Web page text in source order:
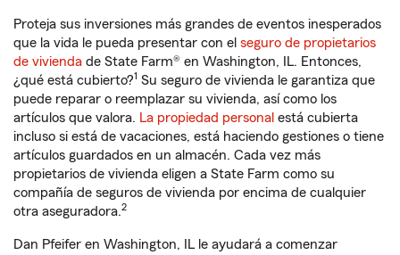
Proteja sus inversiones más grandes de eventos inesperados
que la vida le pueda presentar con el seguro de propietarios
de vivienda de State Farm® en Washington, IL. Entonces,
¿qué está cubierto?1 Su seguro de vivienda le garantiza que
puede reparar o reemplazar su vivienda, así como los
artículos que valora. La propiedad personal está cubierta
incluso si está de vacaciones, está haciendo gestiones o tiene
artículos guardados en un almacén. Cada vez más
propietarios de vivienda eligen a State Farm como su
compañía de seguros de vivienda por encima de cualquier
otra aseguradora.2
Dan Pfeifer en Washington, IL le ayudará a comenzar